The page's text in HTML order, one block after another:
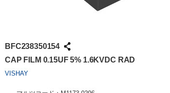
BFC238350154
CAP FILM 0.15UF 5% 1.6KVDC RAD
VISHAY